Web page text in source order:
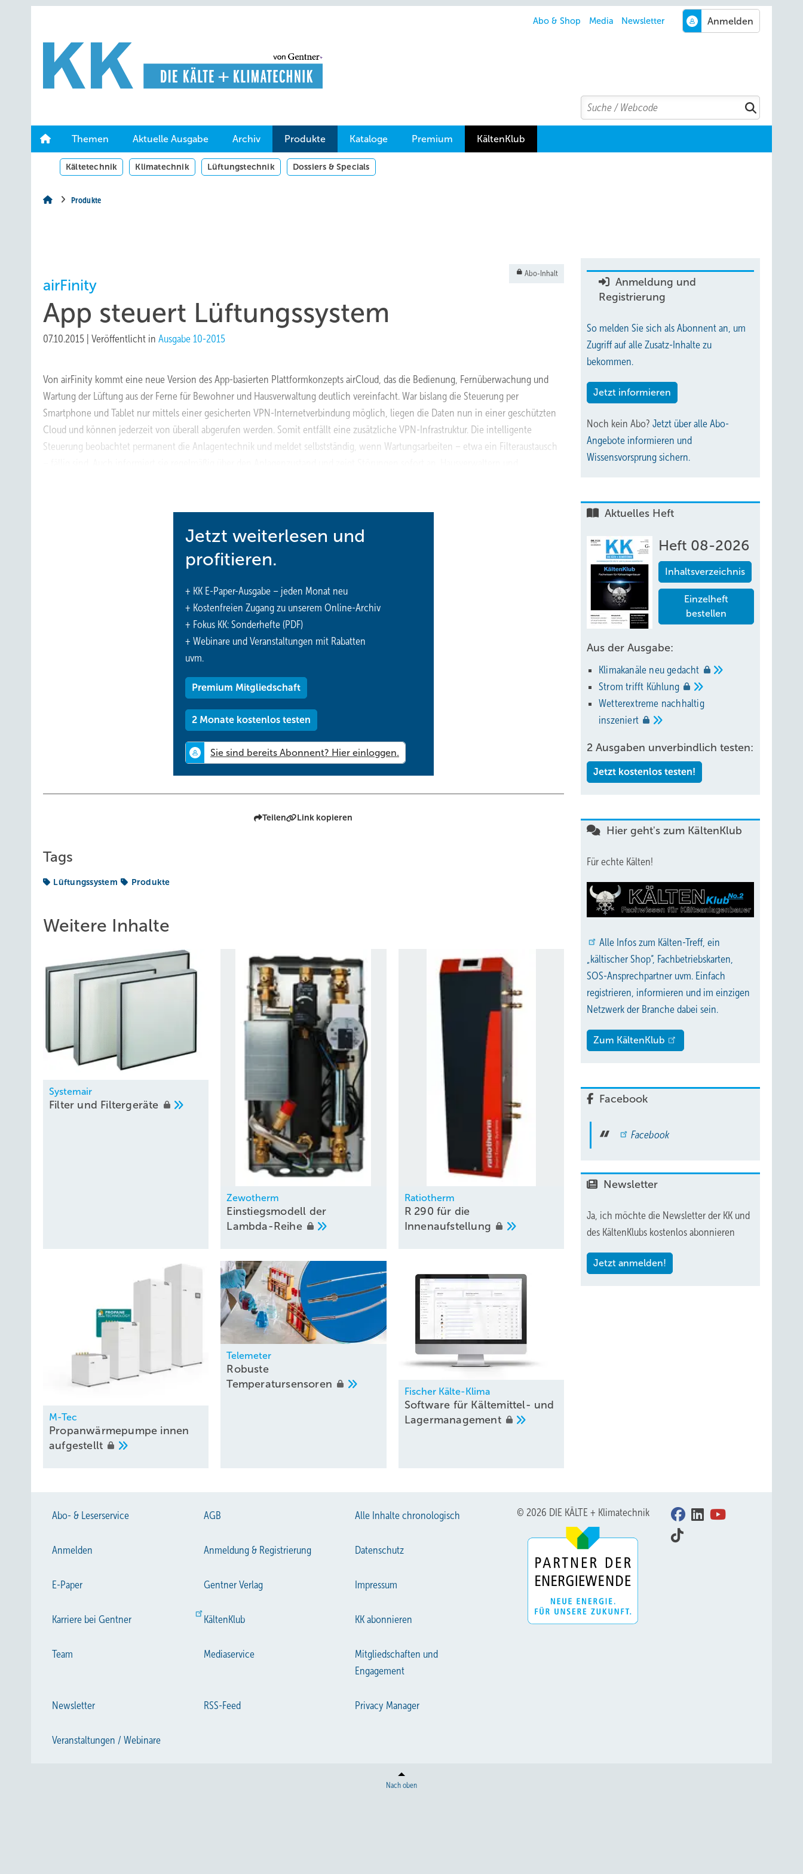
Hauptinhalt
Hauptmenü
Abo & Shop Media Newsletter
Search
Suchen
Themen Aktuelle Ausgabe Archiv Produkte Kataloge Premium KältenKlub
Kältetechnik Klimatechnik Lüftungstechnik Dossiers & Specials
Produkte
Abo-Inhalt
airFinity
App steuert Lüftungssystem
07.10.2015 Veröffentlicht in Ausgabe 10-2015
Von airFinity kommt eine neue Version des App-basierten Plattformkonzepts airCloud, das die Bedienung, Fernüberwachung und
Wartung der Lüftung aus der Ferne für Bewohner und Hausverwaltung deutlich vereinfacht. War bislang die Steuerung per
Smartphone und Tablet nur mittels einer gesicherten VPN-Internetverbindung möglich, liegen die Daten nun in einer geschützten
Cloud und können jederzeit von überall abgerufen werden. Somit entfällt eine zusätzliche VPN-Infrastruktur. Die intelligente
Steuerung beobachtet permanent die Anlagentechnik und meldet selbstständig, wenn Wartungsarbeiten – etwa ein Filteraustausch
Jetzt weiterlesen und
profitieren.
+ KK E-Paper-Ausgabe – jeden Monat neu
+ Kostenfreien Zugang zu unserem Online-Archiv
+ Fokus KK: Sonderhefte (PDF)
+ Webinare und Veranstaltungen mit Rabatten
uvm.
Premium Mitgliedschaft
2 Monate kostenlos testen
Teilen Link kopieren
Tags
Lüftungssystem Produkte
Weitere Inhalte
Systemair
Filter und Filtergeräte
Zewotherm
Einstiegsmodell der
Lambda-Reihe
Ratiotherm
R 290 für die
Innenaufstellung
M-Tec
Propanwärmepumpe innen
aufgestellt
Telemeter
Robuste
Temperatursensoren
Fischer Kälte-Klima
Software für Kältemittel- und
Lagermanagement
Anmeldung und
Registrierung
So melden Sie sich als Abonnent an, um
Zugriff auf alle Zusatz-Inhalte zu
bekommen.
Jetzt informieren
Noch kein Abo? Jetzt über alle Abo-
Angebote informieren und
Wissensvorsprung sichern.
Aktuelles Heft
Heft 08-2026
Inhaltsverzeichnis
Einzelheft
bestellen
Aus der Ausgabe:
Klimakanäle neugedacht
Strom trifft Kühlung
Wetterextreme nachhaltig
inszeniert
2 Ausgaben unverbindlich testen:
Jetzt kostenlos testen!
Hier geht's zum KältenKlub
Für echte Kälten!
Alle Infos zum Kälten-Treff, ein
„kältischer Shop“, Fachbetriebskarten,
SOS-Ansprechpartner uvm. Einfach
registrieren, informieren und im einzigen
Netzwerk der Branche dabei sein.
Zum KältenKlub
Facebook
Facebook
Newsletter
Ja, ich möchte die Newsletter der KK und
des KältenKlubs kostenlos abonnieren
Jetzt anmelden!
Abo- & Leserservice AGB Alle Inhalte chronologisch
Anmelden Anmeldung & Registrierung Datenschutz
E-Paper Gentner Verlag Impressum
Karriere bei Gentner KältenKlub KK abonnieren
Team Mediaservice
Mitgliedschaften und
Engagement
Newsletter RSS-Feed Privacy Manager
Veranstaltungen / Webinare
© 2026 DIE KÄLTE + Klimatechnik
Nach oben